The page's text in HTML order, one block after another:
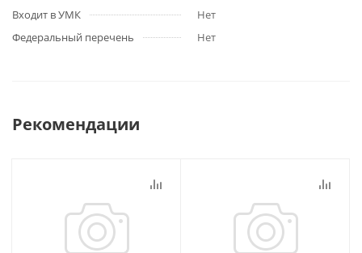
Входит в УМК
Нет
Федеральный перечень
Нет
Рекомендации